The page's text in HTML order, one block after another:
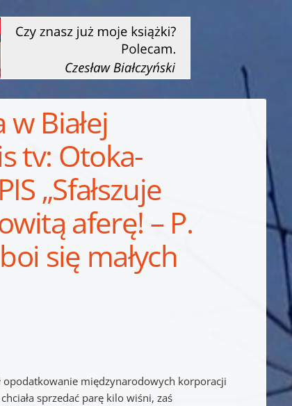
w Białej
tv: Otoka-
„Sfałszuje
aferę! – P.
się małych
opodatkowanie międzynarodowych korporacji
sprzedać parę kilo wiśni, zaś